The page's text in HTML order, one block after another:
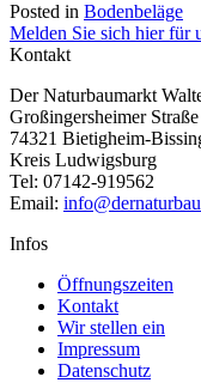
Posted in Bodenbeläge
Melden Sie sich hier für
Kontakt
Der Naturbaumarkt
Großingersheimer
74321 Bietigheim-
Kreis Ludwigsburg
Tel: 07142-919562
Email:
Infos
Öffnungszeiten
Kontakt
Wir stellen ein
Impressum
Datenschutz